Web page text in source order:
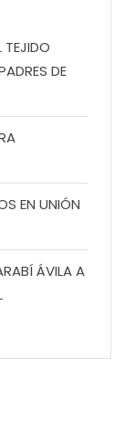
TEJIDO
DE
EN UNIÓN
ÁVILA A